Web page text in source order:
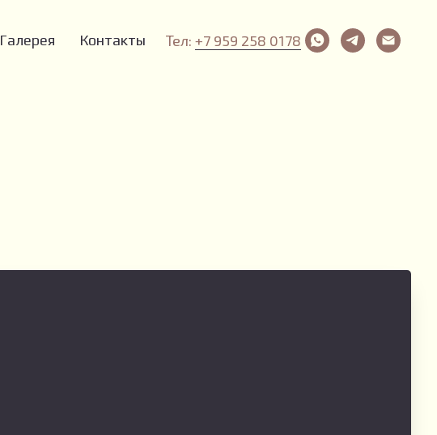
Галерея Контакты Тел: +7 959 258 0178